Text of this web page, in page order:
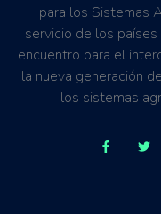
para los Sistemas
servicio de los
encuentro para el
la nueva generación
los sistemas